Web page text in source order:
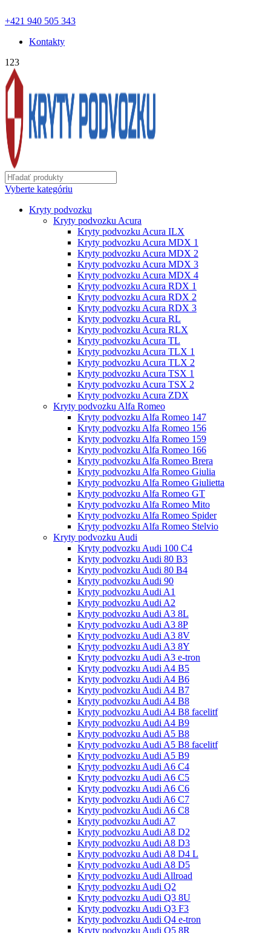
+421 940 505 343
Kontakty
123
Vyberte kategóriu
Kryty podvozku
Kryty podvozku Acura
Kryty podvozku Acura ILX
Kryty podvozku Acura MDX 1
Kryty podvozku Acura MDX 2
Kryty podvozku Acura MDX 3
Kryty podvozku Acura MDX 4
Kryty podvozku Acura RDX 1
Kryty podvozku Acura RDX 2
Kryty podvozku Acura RDX 3
Kryty podvozku Acura RL
Kryty podvozku Acura RLX
Kryty podvozku Acura TL
Kryty podvozku Acura TLX 1
Kryty podvozku Acura TLX 2
Kryty podvozku Acura TSX 1
Kryty podvozku Acura TSX 2
Kryty podvozku Acura ZDX
Kryty podvozku Alfa Romeo
Kryty podvozku Alfa Romeo 147
Kryty podvozku Alfa Romeo 156
Kryty podvozku Alfa Romeo 159
Kryty podvozku Alfa Romeo 166
Kryty podvozku Alfa Romeo Brera
Kryty podvozku Alfa Romeo Giulia
Kryty podvozku Alfa Romeo Giulietta
Kryty podvozku Alfa Romeo GT
Kryty podvozku Alfa Romeo Mito
Kryty podvozku Alfa Romeo Spider
Kryty podvozku Alfa Romeo Stelvio
Kryty podvozku Audi
Kryty podvozku Audi 100 С4
Kryty podvozku Audi 80 B3
Kryty podvozku Audi 80 B4
Kryty podvozku Audi 90
Kryty podvozku Audi A1
Kryty podvozku Audi A2
Kryty podvozku Audi A3 8L
Kryty podvozku Audi A3 8P
Kryty podvozku Audi A3 8V
Kryty podvozku Audi A3 8Y
Kryty podvozku Audi A3 e-tron
Kryty podvozku Audi A4 B5
Kryty podvozku Audi A4 B6
Kryty podvozku Audi A4 B7
Kryty podvozku Audi A4 B8
Kryty podvozku Audi A4 B8 facelitf
Kryty podvozku Audi A4 B9
Kryty podvozku Audi A5 B8
Kryty podvozku Audi A5 B8 facelitf
Kryty podvozku Audi A5 B9
Kryty podvozku Audi A6 C4
Kryty podvozku Audi A6 C5
Kryty podvozku Audi A6 C6
Kryty podvozku Audi A6 C7
Kryty podvozku Audi A6 C8
Kryty podvozku Audi A7
Kryty podvozku Audi A8 D2
Kryty podvozku Audi A8 D3
Kryty podvozku Audi A8 D4 L
Kryty podvozku Audi A8 D5
Kryty podvozku Audi Allroad
Kryty podvozku Audi Q2
Kryty podvozku Audi Q3 8U
Kryty podvozku Audi Q3 F3
Kryty podvozku Audi Q4 e-tron
Kryty podvozku Audi Q5 8R